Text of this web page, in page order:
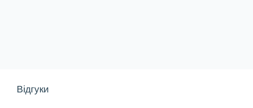
Відгуки